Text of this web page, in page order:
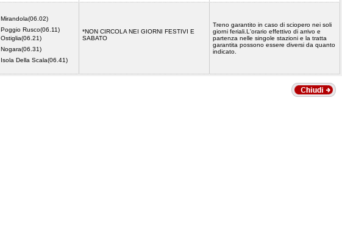
Mirandola(06.02)
Poggio Rusco(06.11)
Ostiglia(06.21)
Nogara(06.31)
Isola Della Scala(06.41)
*NON CIRCOLA NEI GIORNI FESTIVI E
SABATO
Treno garantito in caso di sciopero nei soli
giorni feriali.L'orario effettivo di arrivo e
partenza nelle singole stazioni e la tratta
garantita possono essere diversi da quanto
indicato.